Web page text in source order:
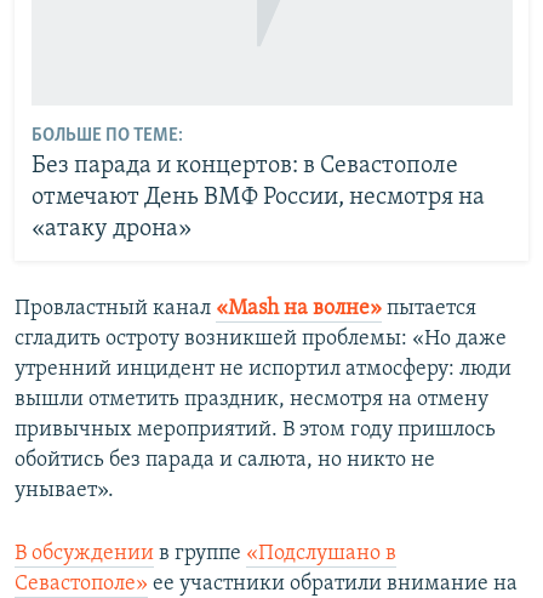
БОЛЬШЕ ПО ТЕМЕ:
Без парада и концертов: в Севастополе
отмечают День ВМФ России, несмотря на
«атаку дрона»
Провластный канал «Mash на волне» пытается
сгладить остроту возникшей проблемы: «Но даже
утренний инцидент не испортил атмосферу: люди
вышли отметить праздник, несмотря на отмену
привычных мероприятий. В этом году пришлось
обойтись без парада и салюта, но никто не
унывает».
В обсуждении в группе «Подслушано в
Севастополе» ее участники обратили внимание на